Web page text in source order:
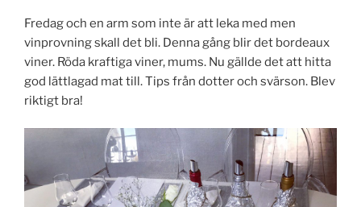
Fredag och en arm som inte är att leka med men
vinprovning skall det bli. Denna gång blir det bordeaux
viner. Röda kraftiga viner, mums. Nu gällde det att hitta
god lättlagad mat till. Tips från dotter och svärson. Blev
riktigt bra!